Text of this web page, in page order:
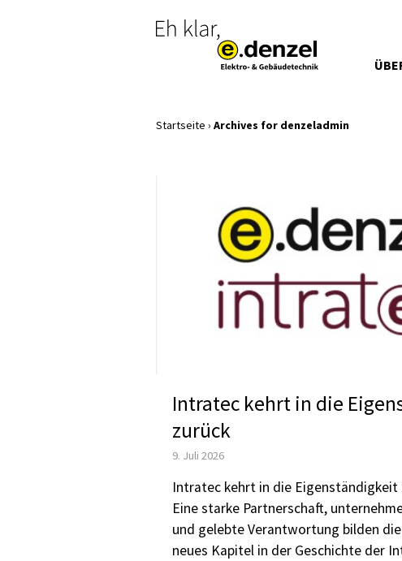
Startseite › Archives for denzeladmin
Intratec kehrt in die
zurück
9. Juli 2026
Intratec kehrt in die Eigenständigkeit
Eine starke Partnerschaft,
und gelebte Verantwortung bilden
neues Kapitel in der Geschichte der